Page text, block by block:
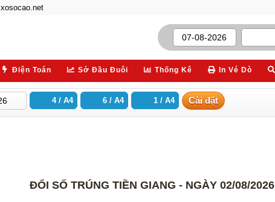
xosocao.net
Điện Toán Sớ Đầu Đuôi Thống Kê In Vé Dò
Cài đặt
ĐỔI SỐ TRÚNG TIỀN GIANG - NGÀY 02/08/2026